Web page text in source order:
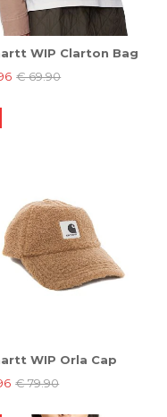
WIP Clarton Bag
€ 69.90
WIP Orla Cap
€ 79.90